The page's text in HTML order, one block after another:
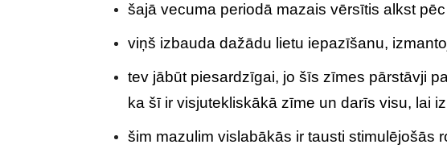
šajā vecuma periodā mazais vērsītis alkst
viņš izbauda dažādu lietu iepazīšanu,
tev jābūt piesardzīgai, jo šīs zīmes pārstāvji
ka šī ir visjutekliskākā zīme un darīs visu, lai
šim mazulim vislabākās ir tausti stimulējošās